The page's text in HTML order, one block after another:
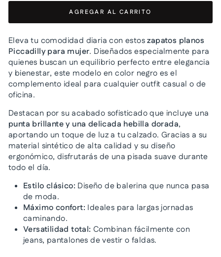
AGREGAR AL CARRITO
Eleva tu comodidad diaria con estoszapatos planos
Piccadilly para mujer. Diseñados especialmente para
quienes buscan un equilibrio perfecto entre elegancia
y bienestar, este modelo en color negro es el
complemento ideal para cualquier outfit casual o de
oficina.
Destacan por su acabado sofisticado que incluye una
punta brillante y una delicada hebilla dorada,
aportando un toque de luz a tu calzado. Gracias a su
material sintético de alta calidad y su diseño
ergonómico, disfrutarás de una pisada suave durante
todo el día.
Estilo clásico: Diseño de balerina que nunca pasa
de moda.
Máximo confort: Ideales para largas jornadas
caminando.
Versatilidad total: Combinan fácilmente con
jeans, pantalones de vestir o faldas.